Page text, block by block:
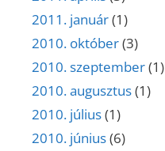
2011. január(1)
2010. október(3)
2010. szeptember(1)
2010. augusztus(1)
2010. július(1)
2010. június(6)